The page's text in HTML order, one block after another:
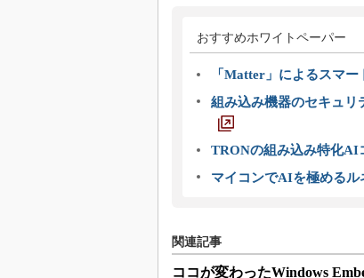
おすすめホワイトペーパー
「Matter」によるスマ
組み込み機器のセキュ
TRONの組み込み特化AI
マイコンでAIを極める
関連記事
ココが変わったWindows